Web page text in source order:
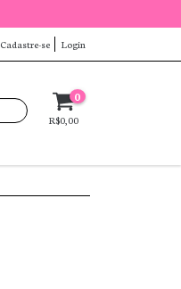
Cadastre-se Login
0
R$0,00